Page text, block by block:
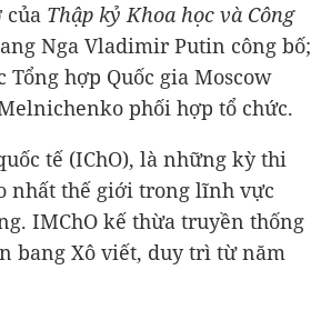
của Thập kỷ Khoa học và Công
Nga Vladimir Putin công bố;
hợp Quốc gia Moscow
phối hợp tổ chức.
tế (IChO), là những kỳ thi
nhất thế giới trong lĩnh vực
IMChO kế thừa truyền thống
bang Xô viết, duy trì từ năm